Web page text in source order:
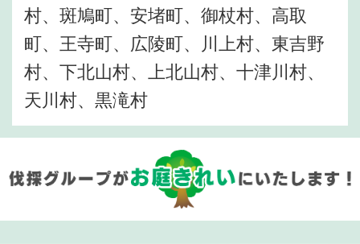
村、斑鳩町、安堵町、御杖村、高取
町、王寺町、広陵町、川上村、東吉野
村、下北山村、上北山村、十津川村、
天川村、黒滝村